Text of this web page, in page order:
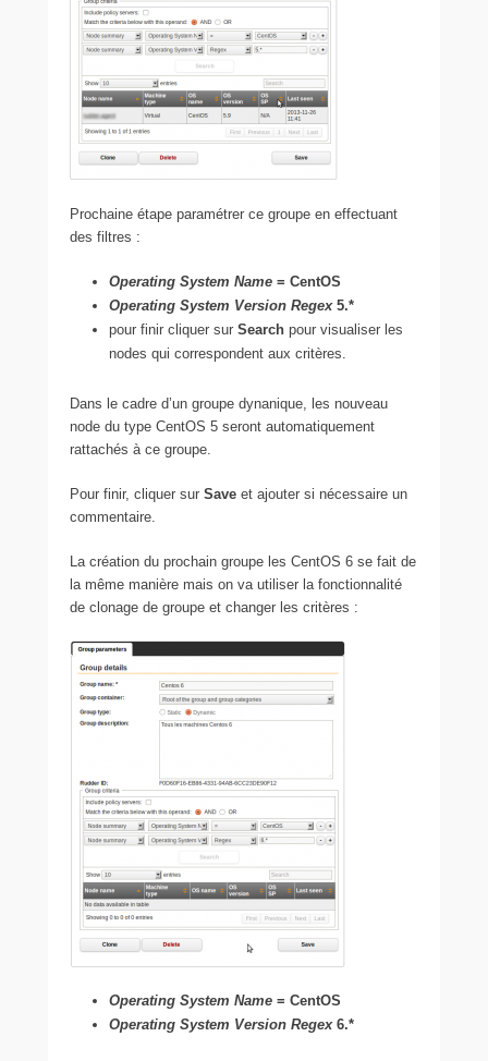
Prochaine étape paramétrer ce groupe en effectuant
des filtres :
Operating System Name = CentOS
Operating System Version Regex5.*
pour finir cliquer sur Search pour visualiser les
nodes qui correspondent aux critères.
Dans le cadre d’un groupe dynanique, les nouveau
node du type CentOS 5 seront automatiquement
rattachés à ce groupe.
Pour finir, cliquer sur Save et ajouter si nécessaire un
commentaire.
La création du prochain groupe les CentOS 6 se fait de
la même manière mais on va utiliser la fonctionnalité
de clonage de groupe et changer les critères :
Operating System Name = CentOS
Operating System Version Regex6.*